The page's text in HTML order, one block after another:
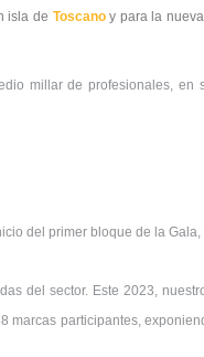
isla de Toscanoy para la
millar de profesionales, en
del primer bloque de la
del sector. Este 2023,
marcas participantes,